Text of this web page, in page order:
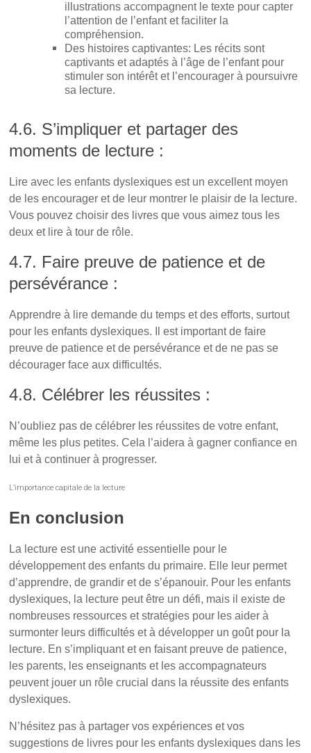
illustrations accompagnent le texte pour capter
l’attention de l’enfant et faciliter la
compréhension.
Des histoires captivantes: Les récits sont
captivants et adaptés à l’âge de l’enfant pour
stimuler son intérêt et l’encourager à poursuivre
sa lecture.
4.6. S’impliquer et partager des
moments de lecture :
Lire avec les enfants dyslexiques est un excellent moyen
de les encourager et de leur montrer le plaisir de la lecture.
Vous pouvez choisir des livres que vous aimez tous les
deux et lire à tour de rôle.
4.7. Faire preuve de patience et de
persévérance :
Apprendre à lire demande du temps et des efforts, surtout
pour les enfants dyslexiques. Il est important de faire
preuve de patience et de persévérance et de ne pas se
décourager face aux difficultés.
4.8. Célébrer les réussites :
N’oubliez pas de célébrer les réussites de votre enfant,
même les plus petites. Cela l’aidera à gagner confiance en
lui et à continuer à progresser.
L’importance capitale de la lecture
En conclusion
La lecture est une activité essentielle pour le
développement des enfants du primaire. Elle leur permet
d’apprendre, de grandir et de s’épanouir. Pour les enfants
dyslexiques, la lecture peut être un défi, mais il existe de
nombreuses ressources et stratégies pour les aider à
surmonter leurs difficultés et à développer un goût pour la
lecture. En s’impliquant et en faisant preuve de patience,
les parents, les enseignants et les accompagnateurs
peuvent jouer un rôle crucial dans la réussite des enfants
dyslexiques.
N’hésitez pas à partager vos expériences et vos
suggestions de livres pour les enfants dyslexiques dans les